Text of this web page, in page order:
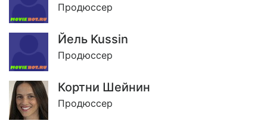
Продюссер
Йель Kussin
Продюссер
Кортни Шейнин
Продюссер